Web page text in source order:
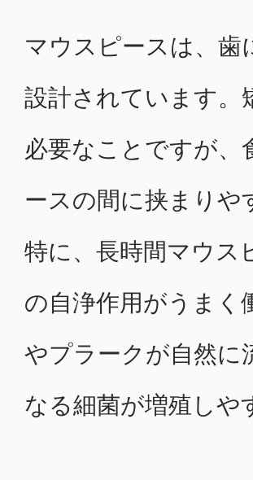
マウスピースは、
設計されています。
必要なことですが
ースの間に挟まりや
特に、長時間マウス
の自浄作用がうまく
やプラークが自然に
なる細菌が増殖しや